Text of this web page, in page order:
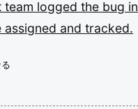
team logged the bug in
assigned and tracked.